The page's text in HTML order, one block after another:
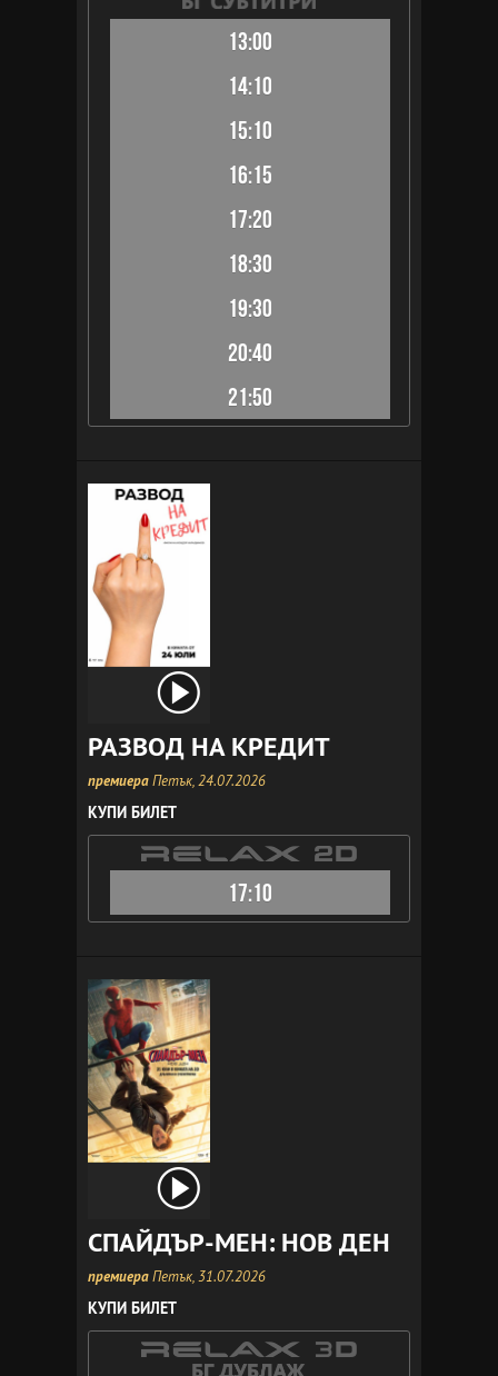
13:00
14:10
15:10
16:15
17:20
18:30
19:30
20:40
21:50
РАЗВОД НА КРЕДИТ
премиераПетък, 24.07.2026
КУПИ БИЛЕТ
17:10
СПАЙДЪР-МЕН: НОВ ДЕН
премиераПетък, 31.07.2026
КУПИ БИЛЕТ